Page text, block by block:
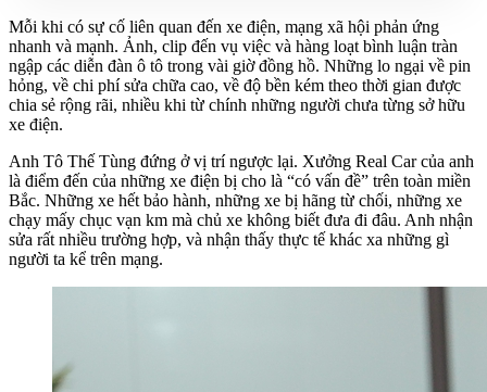
Mỗi khi có sự cố liên quan đến xe điện, mạng xã hội phản ứng
nhanh và mạnh. Ảnh, clip đến vụ việc và hàng loạt bình luận tràn
ngập các diễn đàn ô tô trong vài giờ đồng hồ. Những lo ngại về pin
hỏng, về chi phí sửa chữa cao, về độ bền kém theo thời gian được
chia sẻ rộng rãi, nhiều khi từ chính những người chưa từng sở hữu
xe điện.
Anh Tô Thế Tùng đứng ở vị trí ngược lại. Xưởng Real Car của anh
là điểm đến của những xe điện bị cho là “có vấn đề” trên toàn miền
Bắc. Những xe hết bảo hành, những xe bị hãng từ chối, những xe
chạy mấy chục vạn km mà chủ xe không biết đưa đi đâu. Anh nhận
sửa rất nhiều trường hợp, và nhận thấy thực tế khác xa những gì
người ta kể trên mạng.